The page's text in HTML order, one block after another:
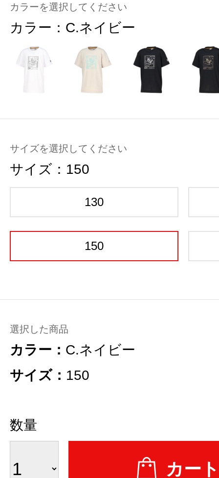
カラーを選択してください
カラー： C.ネイビー
サイズを選択してください
サイズ： 150
130
150
選択した商品
カラー： C.ネイビー
サイズ： 150
数量